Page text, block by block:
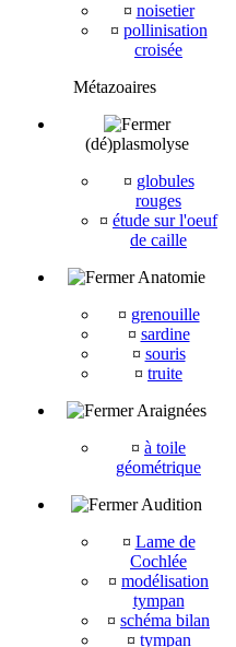
¤ noisetier
¤ pollinisation
croisée
Métazoaires
(dé)plasmolyse
¤ globules
rouges
¤ étude sur l'oeuf
de caille
Anatomie
¤ grenouille
¤ sardine
¤ souris
¤ truite
Araignées
¤ à toile
géométrique
Audition
¤ Lame de
Cochlée
¤ modélisation
tympan
¤ schéma bilan
¤ tympan